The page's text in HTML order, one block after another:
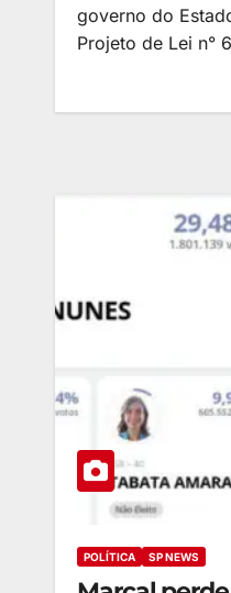
governo do
Projeto de Lei n°
POLÍTICA SP NEWS